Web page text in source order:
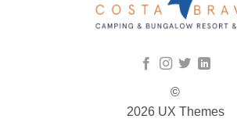
©
2026 UX Themes